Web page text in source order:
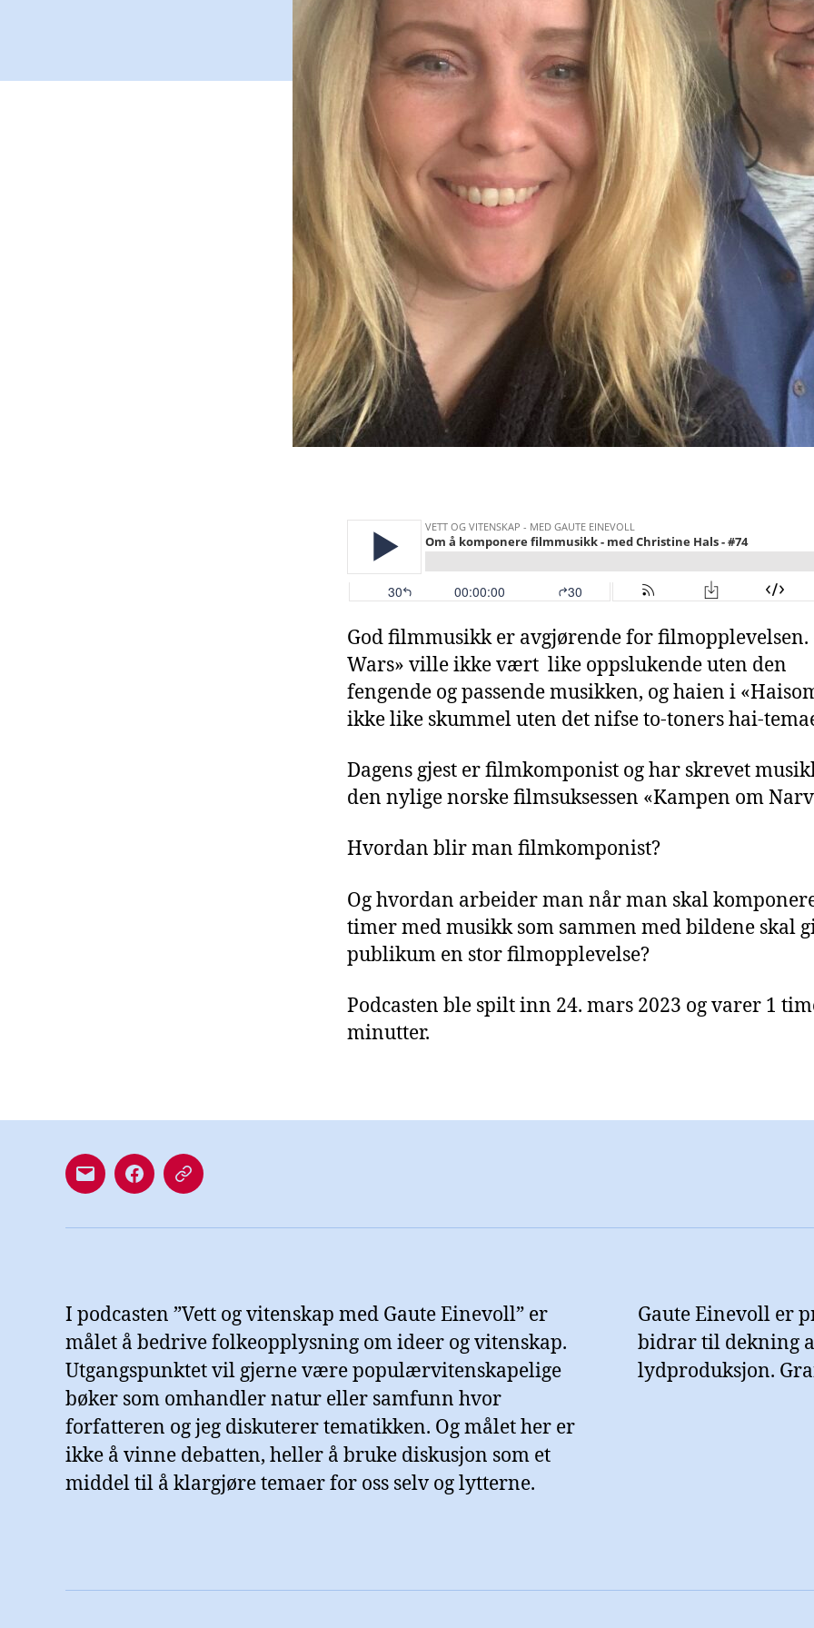
God filmmusikk er avgjørende for filmopplevelsen.
Wars» ville ikke vært like oppslukende uten den
fengende og passende musikken, og haien i
ikke like skummel uten det nifse to-toners hai-
Dagens gjest er filmkomponist og har skrevet
den nylige norske filmsuksessen «Kampen om
Hvordan blir man filmkomponist?
Og hvordan arbeider man når man skal
timer med musikk som sammen med bildene skal
publikum en stor filmopplevelse?
Podcasten ble spilt inn 24. mars 2023 og varer 1
minutter.
Mail
Facebook-
Libsyn
I podcasten ”Vett og vitenskap med Gaute Einevoll” er
målet å bedrive folkeopplysning om ideer og vitenskap.
Utgangspunktet vil gjerne være populærvitenskapelige
bøker som omhandler natur eller samfunn hvor
forfatteren og jeg diskuterer tematikken. Og målet her er
ikke å vinne debatten, heller å bruke diskusjon som et
middel til å klargjøre temaer for oss selv og lytterne.
Gaute Einevoll er
bidrar til dekning
lydproduksjon.